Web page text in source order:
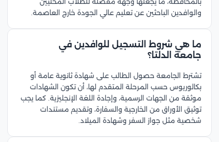
والوافدين الباحثين عن تعليم عالي الجودة خارج العاصمة.
ما هي شروط التسجيل للوافدين في
جامعة الدلتا؟
تشترط الجامعة حصول الطالب على شهادة ثانوية عامة أو
بكالوريوس حسب المرحلة المتقدم لها، أن تكون الشهادات
موثقة من الجهات الرسمية، وإجادة اللغة الإنجليزية. كما يجب
توثيق الأوراق من الخارجية والسفارة، وتقديم مستندات
شخصية مثل جواز السفر وشهادة الميلاد.